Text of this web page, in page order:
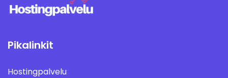
Pikalinkit
Hostingpalvelu